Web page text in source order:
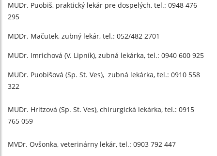
MUDr. Puobiš, praktický lekár pre dospelých, tel.: 0948 476
295
MDDr. Mačutek, zubný lekár, tel.: 052/482 2701
MUDr. Imrichová (V. Lipník), zubná lekárka, tel.: 0940 600 925
MUDr. Puobišová (Sp. St. Ves), zubná lekárka, tel.: 0910 558
322
MUDr. Hritzová (Sp. St. Ves), chirurgická lekárka, tel.: 0915
765 059
MVDr. Ovšonka, veterinárny lekár, tel.: 0903 792 447